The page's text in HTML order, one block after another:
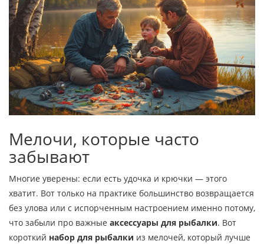
Мелочи, которые часто
забывают
Многие уверены: если есть удочка и крючки — этого
хватит. Вот только на практике большинство возвращается
без улова или с испорченным настроением именно потому,
что забыли про важные аксессуары для рыбалки. Вот
короткий набор для рыбалки из мелочей, который лучше